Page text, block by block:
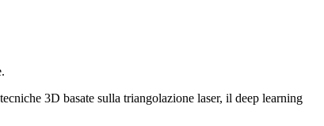
3D basate sulla triangolazione laser, il deep learning